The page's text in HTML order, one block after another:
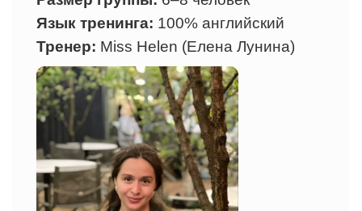
Язык тренинга: 100% английский
Тренер: Miss Helen (Елена Лунина)